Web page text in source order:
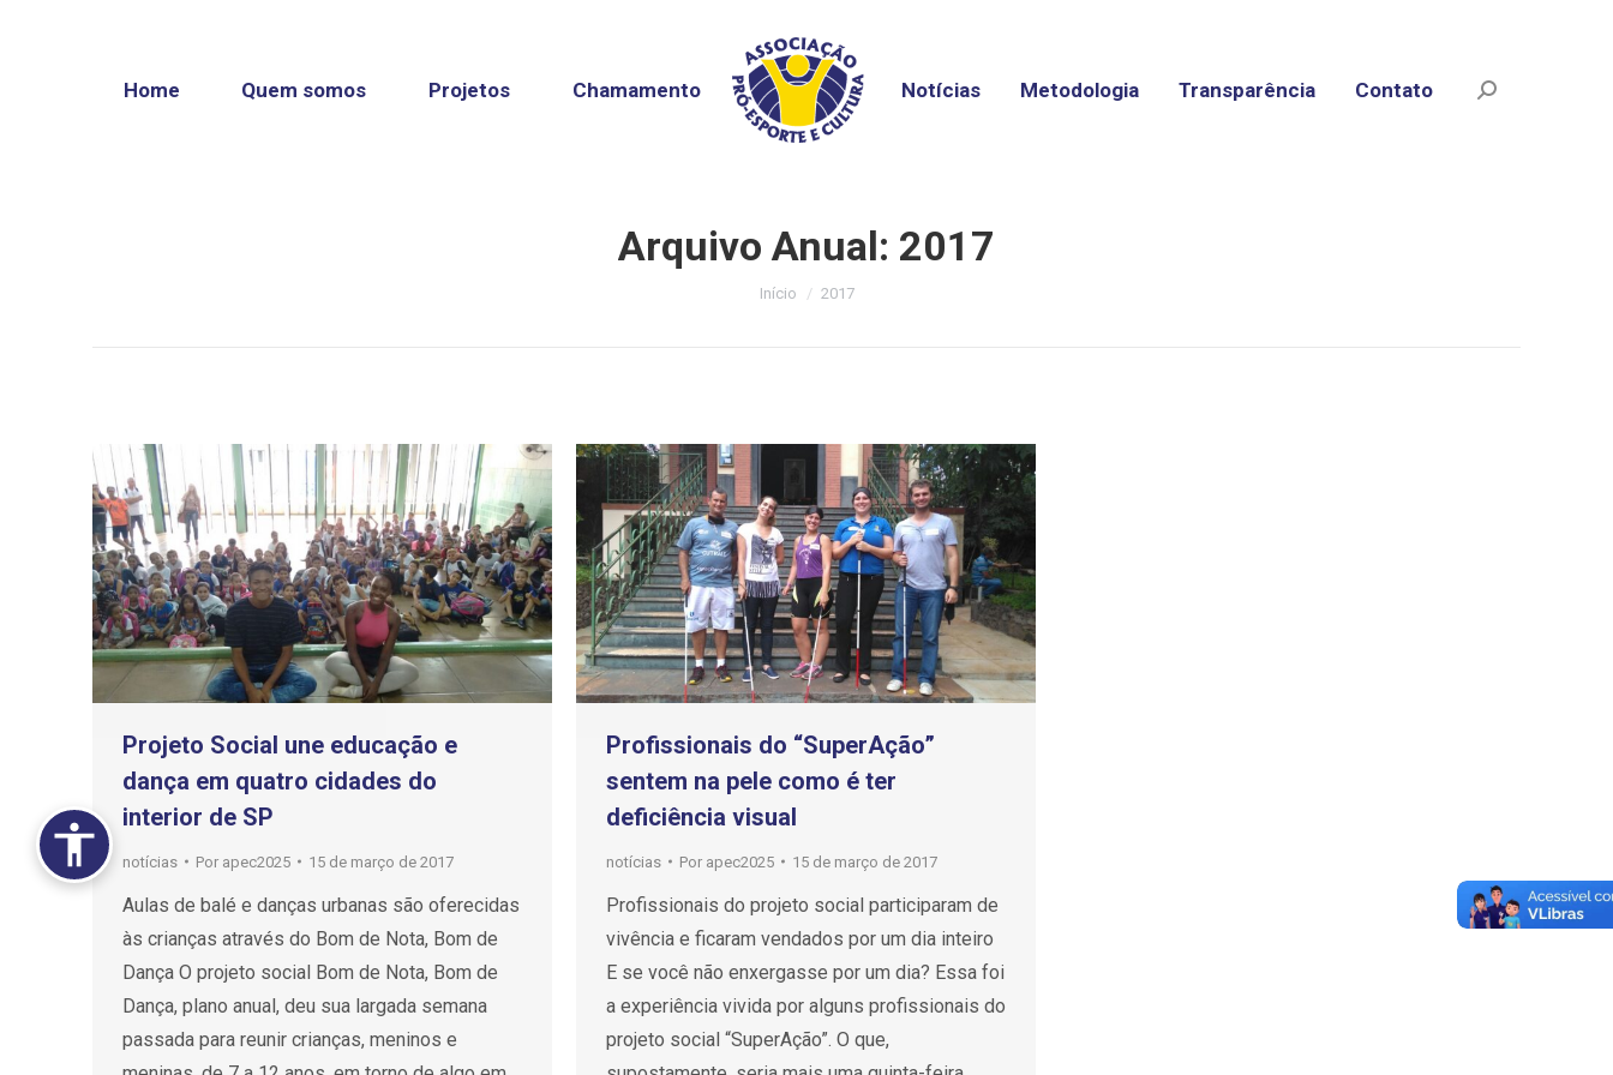
Home Quem somos Projetos Chamamento Notícias Metodologia Transparência Contato Search:
Arquivo Anual: 2017
Você está aqui:
Início 2017
Projeto Social une educação e
dança em quatro cidades do
interior de SP
notícias Por apec2025 15 de março de 2017
Aulas de balé e danças urbanas são oferecidas
às crianças através do Bom de Nota, Bom de
Dança O projeto social Bom de Nota, Bom de
Dança, plano anual, deu sua largada semana
passada para reunir crianças, meninos e
Profissionais do “SuperAção”
sentem na pele como é ter
deficiência visual
notícias Por apec2025 15 de março de 2017
Profissionais do projeto social participaram de
vivência e ficaram vendados por um dia inteiro
E se você não enxergasse por um dia? Essa foi
a experiência vivida por alguns profissionais do
projeto social “SuperAção”. O que,